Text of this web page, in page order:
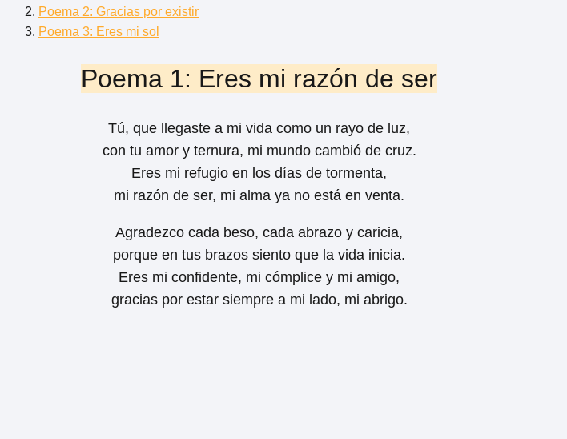
Poema 2: Gracias por existir
Poema 3: Eres mi sol
Poema 1: Eres mi razón de ser
Tú, que llegaste a mi vida como un rayo de luz,
con tu amor y ternura, mi mundo cambió de cruz.
Eres mi refugio en los días de tormenta,
mi razón de ser, mi alma ya no está en venta.
Agradezco cada beso, cada abrazo y caricia,
porque en tus brazos siento que la vida inicia.
Eres mi confidente, mi cómplice y mi amigo,
gracias por estar siempre a mi lado, mi abrigo.